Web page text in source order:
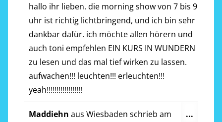
hallo ihr lieben. die morning show von 7 bis 9
uhr ist richtig lichtbringend, und ich bin sehr
dankbar dafür. ich möchte allen hörern und
auch toni empfehlen EIN KURS IN WUNDERN
zu lesen und das mal tief wirken zu lassen.
aufwachen!!! leuchten!!! erleuchten!!!
yeah!!!!!!!!!!!!!!!!!!
ein-/
Maddiehn aus Wiesbaden schrieb am
...